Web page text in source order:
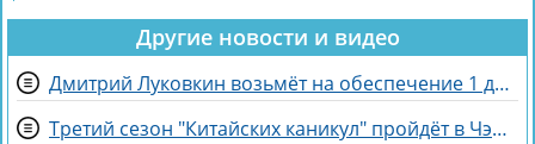
Другие новости и видео
Дмитрий Луковкин возьмёт на обеспечение 1 девушку
Третий сезон "Китайских каникул" пройдёт в Чэнду - самом счастливом городе Китая